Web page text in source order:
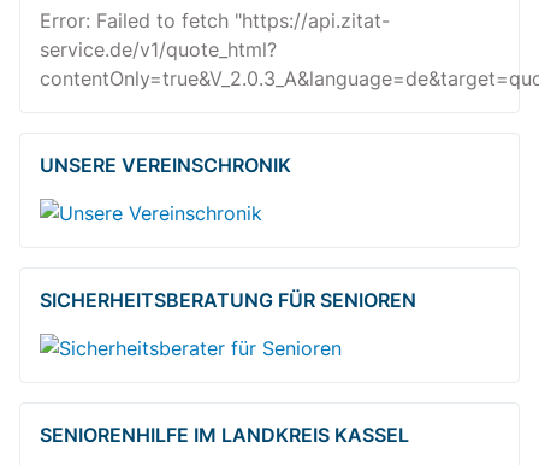
Error: Failed to fetch "https://api.zitat-
service.de/v1/quote_html?
UNSERE VEREINSCHRONIK
SICHERHEITSBE­RATUNG FÜR SENIOREN
SENIORENHILFE IM LANDKREIS KASSEL